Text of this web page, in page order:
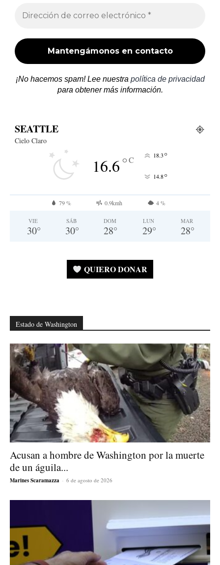
¡No hacemos spam! Lee nuestra política de privacidad
para obtener más información.
SEATTLE
Cielo Claro
16.6°C 18.3°
14.8°
79 % 0.9kmh 4 %
VIE
30°
SÁB
30°
DOM
28°
LUN
29°
MAR
28°
QUIERO DONAR
Estado de Washington
Acusan a hombre de Washington por la muerte
de un águila...
Marines Scaramazza - 6 de agosto de 2026